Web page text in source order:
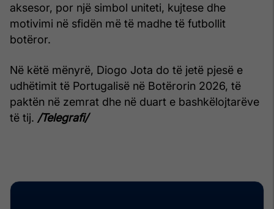
aksesor, por një simbol uniteti, kujtese dhe
motivimi në sfidën më të madhe të futbollit
botëror.
Në këtë mënyrë, Diogo Jota do të jetë pjesë e
udhëtimit të Portugalisë në Botërorin 2026, të
paktën në zemrat dhe në duart e bashkëlojtarëve
të tij. /Telegrafi/